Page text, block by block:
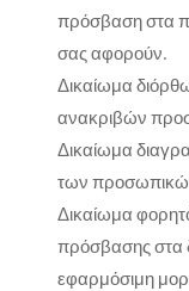
πρόσβαση στα
σας αφορούν.
Δικαίωμα
ανακριβών
Δικαίωμα
των
Δικαίωμα
πρόσβασης στα
εφαρμόσιμη